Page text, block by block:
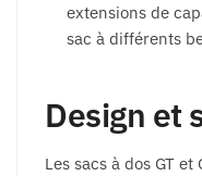
extensions de
sac à différents
Design et
Les sacs à dos GT